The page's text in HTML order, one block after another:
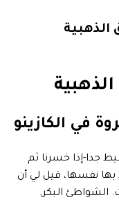
الذهبية
في الكازينو
جدا-إذا خسرنا ثم
بها نفسها، قيل لي أن
الشواطئ البكر,